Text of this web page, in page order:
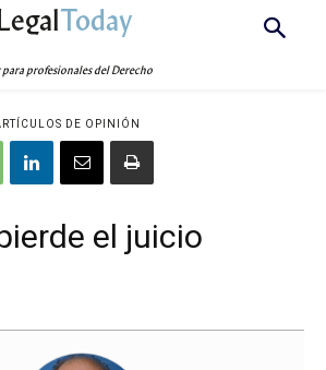
Today
para profesionales del Derecho
DE OPINIÓN
el juicio